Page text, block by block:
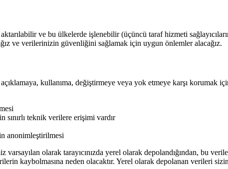
ve bu ülkelerde işlenebilir (üçüncü taraf hizmeti
ve verilerinizin güvenliğini sağlamak için uygun önlemler alacağız.
kullanıma, değiştirmeye veya yok etmeye karşı korumak
sınırlı teknik verilere erişimi vardır
anonimleştirilmesi
varsayılan olarak tarayıcınızda yerel olarak depolandığından, bu
kaybolmasına neden olacaktır. Yerel olarak depolanan verileri